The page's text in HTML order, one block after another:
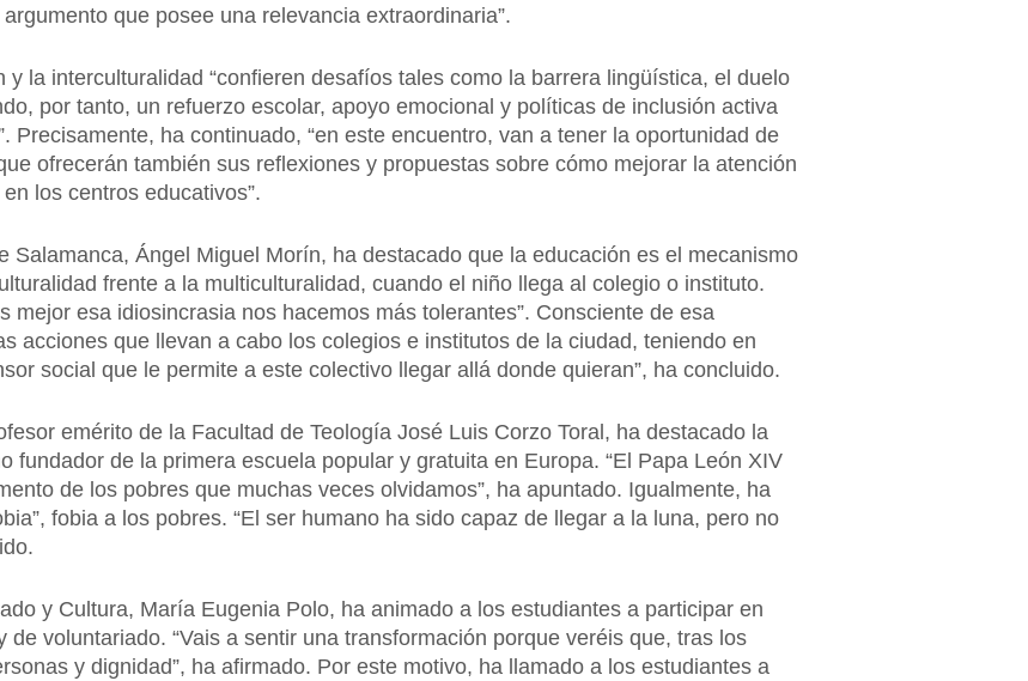
que posee una relevancia extraordinaria”.
la interculturalidad “confieren desafíos tales como la barrera lingüística, el duelo
por tanto, un refuerzo escolar, apoyo emocional y políticas de inclusión activa
Precisamente, ha continuado, “en este encuentro, van a tener la oportunidad de
ofrecerán también sus reflexiones y propuestas sobre cómo mejorar la atención
los centros educativos”.
Salamanca, Ángel Miguel Morín, ha destacado que la educación es el mecanismo
frente a la multiculturalidad, cuando el niño llega al colegio o instituto.
mejor esa idiosincrasia nos hacemos más tolerantes”. Consciente de esa
acciones que llevan a cabo los colegios e institutos de la ciudad, teniendo en
social que le permite a este colectivo llegar allá donde quieran”, ha concluido.
emérito de la Facultad de Teología José Luis Corzo Toral, ha destacado la
fundador de la primera escuela popular y gratuita en Europa. “El Papa León XIV
de los pobres que muchas veces olvidamos”, ha apuntado. Igualmente, ha
fobia a los pobres. “El ser humano ha sido capaz de llegar a la luna, pero no
y Cultura, María Eugenia Polo, ha animado a los estudiantes a participar en
voluntariado. “Vais a sentir una transformación porque veréis que, tras los
y dignidad”, ha afirmado. Por este motivo, ha llamado a los estudiantes a